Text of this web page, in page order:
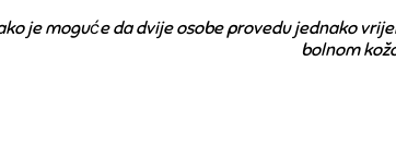
je moguće da dvije osobe provedu jednako
bolnom